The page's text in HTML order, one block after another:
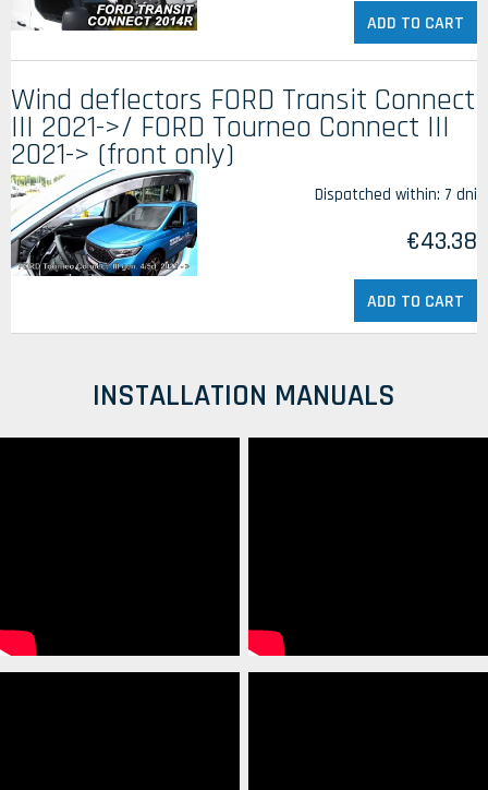
ADD TO CART
Wind deflectors FORD Transit Connect
III 2021->/ FORD Tourneo Connect III
2021-> (front only)
Dispatched within: 7 dni
€43.38
ADD TO CART
INSTALLATION MANUALS